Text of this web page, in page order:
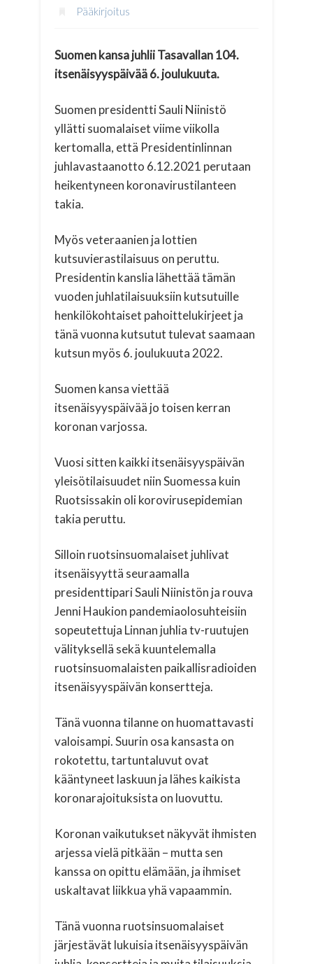
Pääkirjoitus
Suomen kansa juhlii Tasavallan 104.
itsenäisyyspäivää 6. joulukuuta.
Suomen presidentti Sauli Niinistö
yllätti suomalaiset viime viikolla
kertomalla, että Presidentinlinnan
juhlavastaanotto 6.12.2021 perutaan
heikentyneen koronavirustilanteen
takia.
Myös veteraanien ja lottien
kutsuvierastilaisuus on peruttu.
Presidentin kanslia lähettää tämän
vuoden juhlatilaisuuksiin kutsutuille
henkilökohtaiset pahoittelukirjeet ja
tänä vuonna kutsutut tulevat saamaan
kutsun myös 6. joulukuuta 2022.
Suomen kansa viettää
itsenäisyyspäivää jo toisen kerran
koronan varjossa.
Vuosi sitten kaikki itsenäisyyspäivän
yleisötilaisuudet niin Suomessa kuin
Ruotsissakin oli korovirusepidemian
takia peruttu.
Silloin ruotsinsuomalaiset juhlivat
itsenäisyyttä seuraamalla
presidenttipari Sauli Niinistön ja rouva
Jenni Haukion pandemiaolosuhteisiin
sopeutettuja Linnan juhlia tv-ruutujen
välityksellä sekä kuuntelemalla
ruotsinsuomalaisten paikallisradioiden
itsenäisyyspäivän konsertteja.
Tänä vuonna tilanne on huomattavasti
valoisampi. Suurin osa kansasta on
rokotettu, tartuntaluvut ovat
kääntyneet laskuun ja lähes kaikista
koronarajoituksista on luovuttu.
Koronan vaikutukset näkyvät ihmisten
arjessa vielä pitkään – mutta sen
kanssa on opittu elämään, ja ihmiset
uskaltavat liikkua yhä vapaammin.
Tänä vuonna ruotsinsuomalaiset
järjestävät lukuisia itsenäisyyspäivän